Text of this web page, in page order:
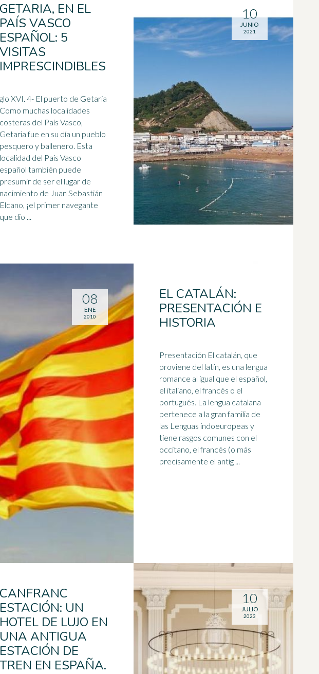
GETARIA, EN EL
PAÍS VASCO
ESPAÑOL: 5
VISITAS
IMPRESCINDIBLES
glo XVI. 4- El puerto de Getaria
Como muchas localidades
costeras del País Vasco,
Getaria fue en su día un pueblo
pesquero y ballenero. Esta
localidad del País Vasco
español también puede
presumir de ser el lugar de
nacimiento de Juan Sebastián
Elcano, ¡el primer navegante
que dio ...
10
JUNIO
2021
EL CATALÁN:
PRESENTACIÓN E
HISTORIA
Presentación El catalán, que
proviene del latín, es una lengua
romance al igual que el español,
el italiano, el francés o el
portugués. La lengua catalana
pertenece a la gran familia de
las Lenguas indoeuropeas y
tiene rasgos comunes con el
occitano, el francés (o más
precisamente el antig ...
08
ENE
2010
CANFRANC
ESTACIÓN: UN
HOTEL DE LUJO EN
UNA ANTIGUA
ESTACIÓN DE
TREN EN ESPAÑA.
10
JULIO
2023